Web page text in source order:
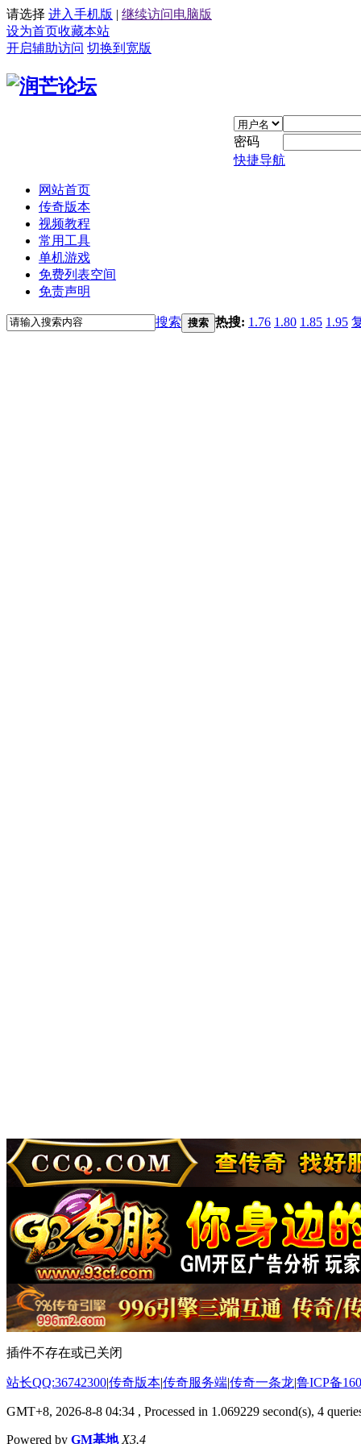
请选择 进入手机版 | 继续访问电脑版
设为首页收藏本站
开启辅助访问 切换到宽版
密码
快捷导航
网站首页
传奇版本
视频教程
常用工具
单机游戏
免费列表空间
免责声明
搜索 搜索 热搜: 1.76 1.80 1.85 1.95
插件不存在或已关闭
站长QQ:36742300|传奇版本|传奇服务端|传奇一条龙|鲁ICP备
GMT+8, 2026-8-8 04:34 , Processed in 1.069229 second(s), 4
Powered by GM基地 X3.4